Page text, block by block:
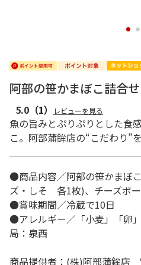
1 2
阿部の笹かまぼこ詰合
5.0 （1） レビューを見る
魚の旨みとぷりぷりとした食
こ。阿部蒲鉾店の“こだわり”
●商品内容／阿部の笹かまぼ
ズ・しそ 各1枚)、チーズボ
●賞味期間／冷蔵で10日
●アレルギー／「小麦」「卵
局：泉西
商品提供者：(株)阿部蒲鉾店